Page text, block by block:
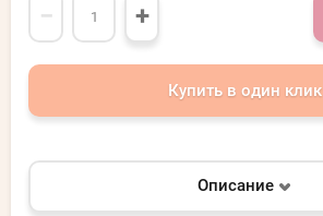
− +
Купить в один клик
Описание